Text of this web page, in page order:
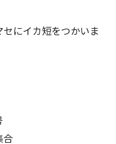
にイカ短をつかいま
合